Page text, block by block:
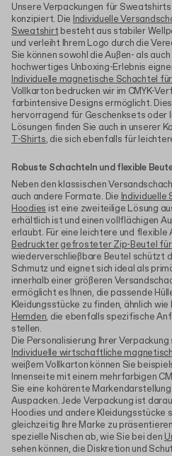
Unsere Verpackungen für
konzipiert. Die Individuelle
Sweatshirtbesteht aus stabiler
und verleiht Ihrem Logo durch die
Sie können sowohl die Außen- als
hochwertiges Unboxing-Erlebnis
Individuelle magnetische Schachtel
Vollkarton bedrucken wir im CMYK-
farbintensive Designs ermöglicht.
hervorragend für Geschenksets oder
Lösungen finden Sie auch in unserer
T-Shirts, die sich ebenfalls für
Robuste Schachteln und flexible
Neben den klassischen
auch andere Formate. Die Individuelle
Hoodies ist eine zweiteilige Lösung
erhältlich ist und einen vollflächigen
erlaubt. Für eine leichtere und
Bedruckter gefrosteter Zip-Beutel
wiederverschließbare Beutel schützt
Schmutz und eignet sich ideal als
innerhalb einer größeren
ermöglicht es Ihnen, die passende
Kleidungsstücke zu finden, ähnlich wie
Hemden, die ebenfalls spezifische
stellen.
Die Personalisierung Ihrer
Individuelle wirtschaftliche
weißem Vollkarton können Sie
Innenseite mit einem mehrfarbigen
Sie eine kohärente
Auspacken. Jede Verpackung ist
Hoodies und andere Kleidungsstücke
gleichzeitig Ihre Marke zu
spezielle Nischen ab, wie Sie bei den
sehen können, die Diskretion und